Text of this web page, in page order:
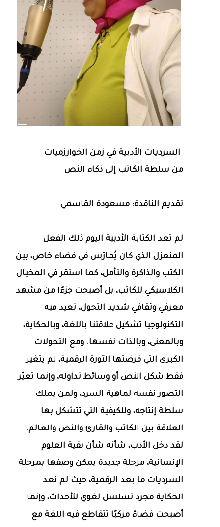
السرديات الأدبية في زمن الخوارزميات
من سلطة الكاتب إلى ذكاء النص
تقديم الناقدة: مسعودة القاسمي
لم تعد الكتابة الأدبية اليوم ذلك الفعل
المنعزل الذي كان يُمارَس في فضاء خاص، بين
الكتب والذاكرة والتأمل، كما استقر في المخيال
الكلاسيكي للكاتب، بل أصبحت جزءًا من مشهد
معرفي وثقافي شديد التحول، تعيد فيه
التكنولوجيا تشكيل علاقتنا باللغة، وبالحكاية،
وبالمعنى، وبالذات نفسها. ومع التحولات
الكبرى التي فرضتها الثورة الرقمية، لم يتغير
فقط شكل النص أو وسائط تداوله، وإنما تغيّر
التصور نفسه لماهية السرد، ولمن يملك
سلطة إنتاجه، وللكيفية التي تتشكل بها
العلاقة بين الكاتب والقارئ والنص والعالم.
لقد دخل الأدب، شأنه شأن بقية العلوم
الإنسانية، مرحلة جديدة يمكن وصفها بمرحلة
السرديات ما بعد الرقمية، حيث لم تعد
الحكاية مجرد تسلسل لغوي للأحداث، وإنما
أصبحت فضاءً مركبًا تتقاطع فيه اللغة مع